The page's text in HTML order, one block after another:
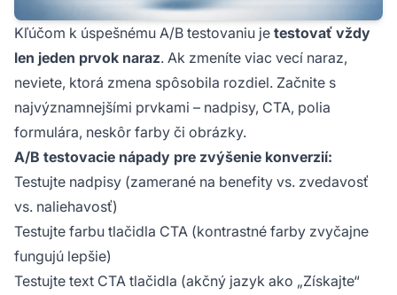
Kľúčom k úspešnému A/B testovaniu je testovať vždy
len jeden prvok naraz. Ak zmeníte viac vecí naraz,
neviete, ktorá zmena spôsobila rozdiel. Začnite s
najvýznamnejšími prvkami – nadpisy, CTA, polia
formulára, neskôr farby či obrázky.
A/B testovacie nápady pre zvýšenie konverzií:
Testujte nadpisy (zamerané na benefity vs. zvedavosť
vs. naliehavosť)
Testujte farbu tlačidla CTA (kontrastné farby zvyčajne
fungujú lepšie)
Testujte text CTA tlačidla (akčný jazyk ako „Získajte“